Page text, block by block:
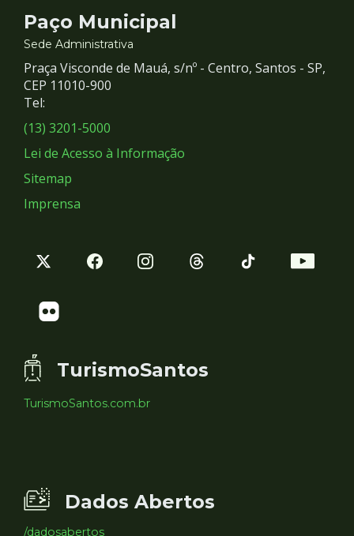
Contato
e
Redes
Sociais
Paço Municipal
Sede Administrativa
Praça Visconde de Mauá, s/nº - Centro, Santos - SP,
CEP 11010-900
Tel:
(13) 3201-5000
Lei de Acesso à Informação
Sitemap
Imprensa
TurismoSantos
TurismoSantos.com.br
Dados Abertos
/dadosabertos